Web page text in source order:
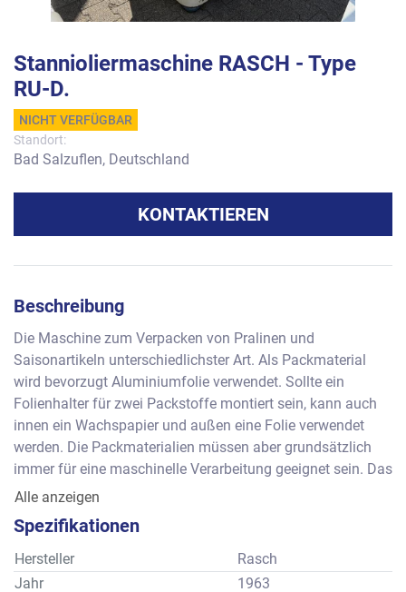
Stannioliermaschine RASCH - Type
RU-D.
NICHT VERFÜGBAR
Standort:
Bad Salzuflen, Deutschland
KONTAKTIEREN
Beschreibung
Die Maschine zum Verpacken von Pralinen und
Saisonartikeln unterschiedlichster Art. Als Packmaterial
wird bevorzugt Aluminiumfolie verwendet. Sollte ein
Folienhalter für zwei Packstoffe montiert sein, kann auch
innen ein Wachspapier und außen eine Folie verwendet
werden. Die Packmaterialien müssen aber grundsätzlich
immer für eine maschinelle Verarbeitung geeignet sein. Das
Produkt wird manuell in den Teller eingelegt und von einem
führt das Produkt dann den einzelnen Packstationen zu,
um das Packmaterial zu Verarbeiten.
Leistung: ca. 90-120 Stück pro Minute, als mechanisch
Alle anzeigen
Spezifikationen
Hersteller
Rasch
Jahr
1963